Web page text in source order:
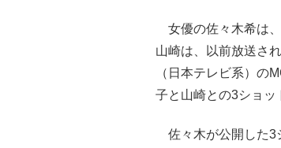
女優の佐々木希は、
山崎は、以前放送さ
（日本テレビ系）の
子と山崎との3ショッ
佐々木が公開した3